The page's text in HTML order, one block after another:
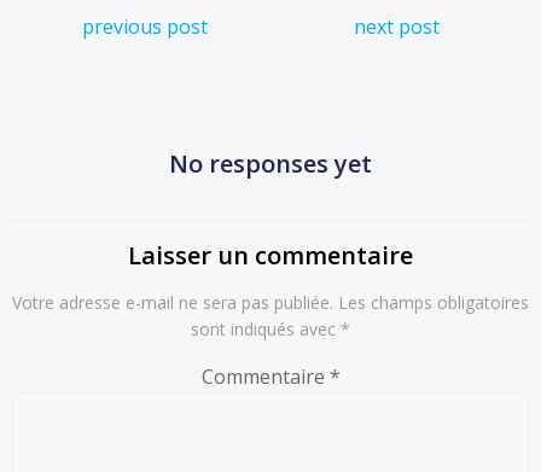
Postprevious post
Postnext post
No responses yet
Laisser un commentaire
Votre adresse e-mail ne sera pas publiée. Les champs obligatoires
sont indiqués avec *
Commentaire *